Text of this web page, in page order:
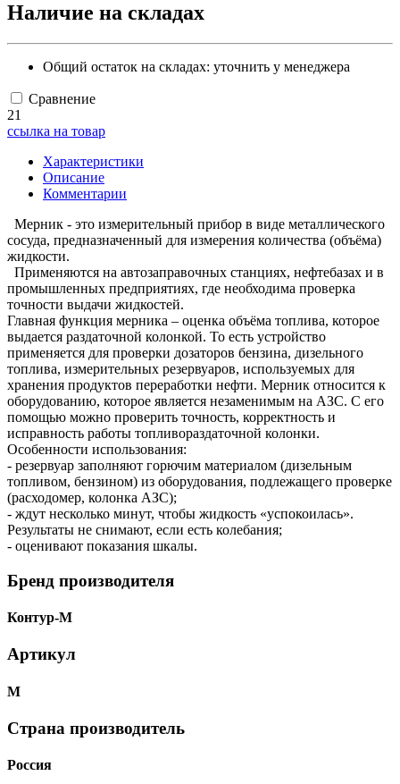
Наличие на складах
Общий остаток на складах: уточнить у менеджера
Сравнение
21
ссылка на товар
Характеристики
Описание
Комментарии
Мерник - это измерительный прибор в виде металлического
сосуда, предназначенный для измерения количества (объёма)
жидкости.
Применяются на автозаправочных станциях, нефтебазах и в
промышленных предприятиях, где необходима проверка
точности выдачи жидкостей.
Главная функция мерника – оценка объёма топлива, которое
выдается раздаточной колонкой. То есть устройство
применяется для проверки дозаторов бензина, дизельного
топлива, измерительных резервуаров, используемых для
хранения продуктов переработки нефти. Мерник относится к
оборудованию, которое является незаменимым на АЗС. С его
помощью можно проверить точность, корректность и
исправность работы топливораздаточной колонки.
Особенности использования:
- резервуар заполняют горючим материалом (дизельным
топливом, бензином) из оборудования, подлежащего проверке
(расходомер, колонка АЗС);
- ждут несколько минут, чтобы жидкость «успокоилась».
Результаты не снимают, если есть колебания;
- оценивают показания шкалы.
Бренд производителя
Контур-М
Артикул
М
Страна производитель
Россия